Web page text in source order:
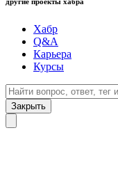
Хабр
Q&A
Карьера
Курсы
Закрыть